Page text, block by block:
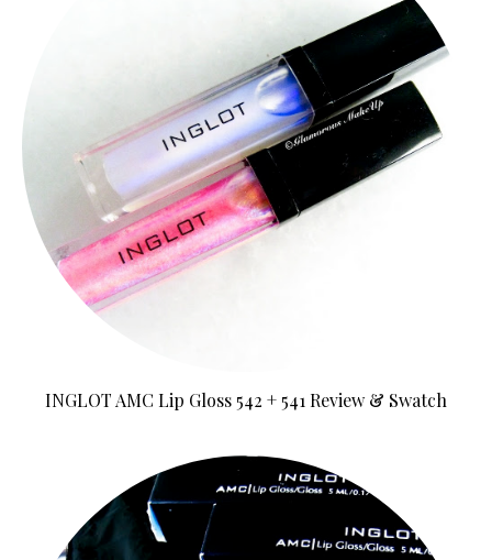
INGLOT AMC Lip Gloss 542 + 541 Review & Swatch